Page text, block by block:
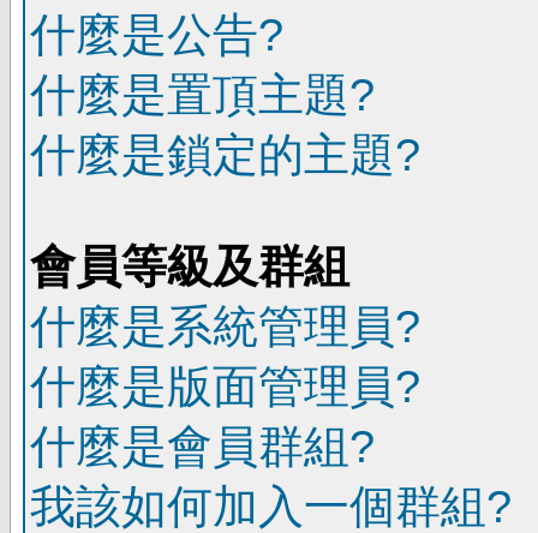
什麼是公告?
什麼是置頂主題?
什麼是鎖定的主題?
會員等級及群組
什麼是系統管理員?
什麼是版面管理員?
什麼是會員群組?
我該如何加入一個群組?